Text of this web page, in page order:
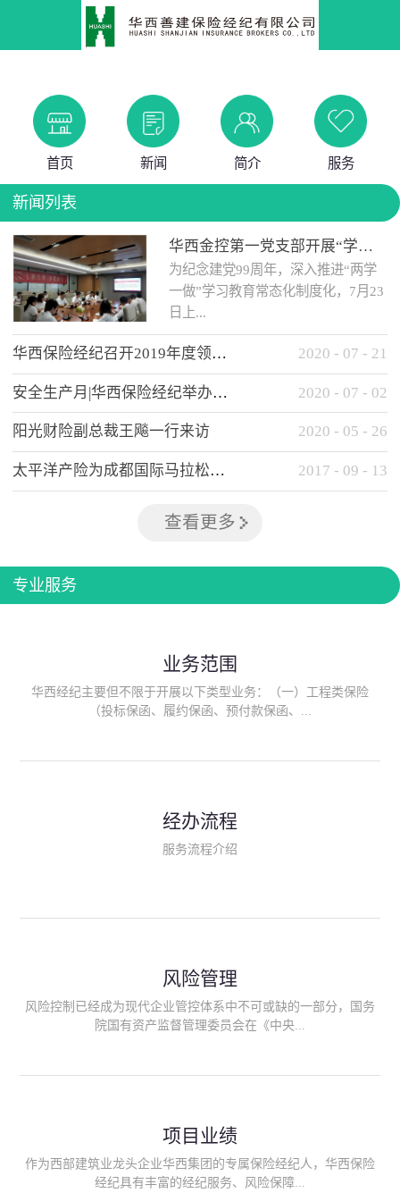
首页 新闻 简介 服务
新闻列表
华西金控第一党支部开展“学党史 知党情 做合格党员”主题教育工作会
为纪念建党99周年，深入推进“两学
一做”学习教育常态化制度化，7月23
日上...
午，华西金控第一党支部举办了“学
党史、知党情、...
华西保险经纪召开2019年度领导班子述职考核工作会 2020 - 07 - 21
安全生产月|华西保险经纪举办应急消防安全知识培训 2020 - 07 - 02
阳光财险副总裁王飚一行来访 2020 - 05 - 26
太平洋产险为成都国际马拉松提供全方位保险保障 2017 - 09 - 13
查看更多
专业服务
业务范围
华西经纪主要但不限于开展以下类型业务：（一）工程类保险
（投标保函、履约保函、预付款保函、...
险、政府公共安全责任保险/自然灾害公众责任保险、精神病监护
人责任险、首台套/首版次保险、科技保险等）；（三）传统财产
险产品；（六）保险招投标业务。随着业务的开展，华西经纪会
供专业、优质的保险经纪服务。
经办流程
服务流程介绍
风险管理
风险控制已经成为现代企业管控体系中不可或缺的一部分，国务
院国有资产监督管理委员会在《中央...
能够为客户降低风险管理成本，提高经营效率；能够为企业提供
从风险评估、风险分析、风险防范、风险转移到灾后防损、索赔
等全方位、全过程、专家式的服务，拓展和深化由保险公司提供
项目业绩
作为西部建筑业龙头企业华西集团的专属保险经纪人，华西保险
经纪具有丰富的经纪服务、风险保障...